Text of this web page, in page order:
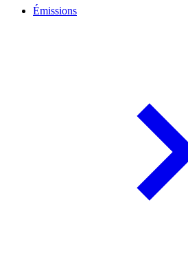
Émissions